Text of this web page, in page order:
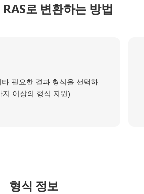
RAS로 변환하는 방법
필요한 결과 형식을 선택하
이상의 형식 지원)
형식 정보